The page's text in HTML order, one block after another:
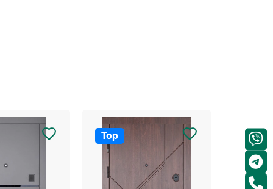
Top Top